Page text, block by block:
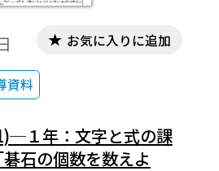
資料
お気に入りに追加
１年：文字と式の課
石の個数を数えよ